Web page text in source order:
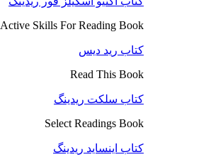
Active Skills For Reading Book
کتاب رید دیس
Read This Book
کتاب سلکت ریدینگ
Select Readings Book
کتاب اینساید ریدینگ